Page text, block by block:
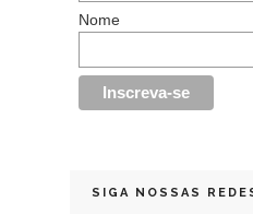
Nome
SIGA NOSSAS